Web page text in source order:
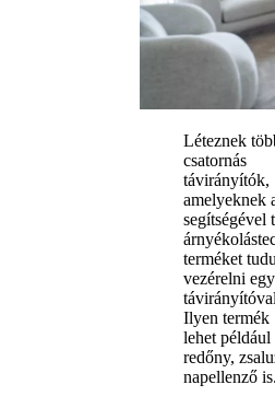
Léteznek
csatornás
távirányítók,
amelyeknek
segítségével
terméket
vezérelni egy
Ilyen termék
lehet például
redőny,
napellenző is.